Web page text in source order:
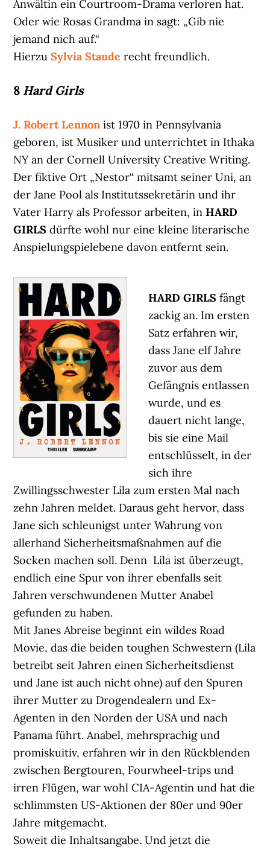
Anwältin ein Courtroom-Drama verloren hat.
Oder wie Rosas Grandma in sagt: „Gib nie
jemand nich auf.“
HierzuSylvia Staude recht freundlich.
8 Hard Girls
J. Robert Lennon ist 1970 in Pennsylvania
geboren, ist Musiker und unterrichtet in Ithaka
NY an der Cornell University Creative Writing.
Der fiktive Ort „Nestor“ mitsamt seiner Uni, an
der Jane Pool als Institutssekretärin und ihr
Vater Harry als Professor arbeiten, inHARD
GIRLSdürfte wohl nur eine kleine literarische
Anspielungspielebene davon entfernt sein.
HARD GIRLS fängt
zackig an. Im ersten
Satz erfahren wir,
dass Jane elf Jahre
zuvor aus dem
Gefängnis entlassen
wurde, und es
dauert nicht lange,
bis sie eine Mail
entschlüsselt, in der
sich ihre
Zwillingsschwester Lila zum ersten Mal nach
zehn Jahren meldet. Daraus geht hervor, dass
Jane sich schleunigst unter Wahrung von
allerhand Sicherheitsmaßnahmen auf die
Socken machen soll. Denn Lila ist überzeugt,
endlich eine Spur von ihrer ebenfalls seit
Jahren verschwundenen Mutter Anabel
gefunden zu haben.
Mit Janes Abreise beginnt ein wildes Road
Movie, das die beiden toughen Schwestern (Lila
betreibt seit Jahren einen Sicherheitsdienst
und Jane ist auch nicht ohne) auf den Spuren
ihrer Mutter zu Drogendealern und Ex-
Agenten in den Norden der USA und nach
Panama führt. Anabel, mehrsprachig und
promiskuitiv, erfahren wir in den Rückblenden
zwischen Bergtouren, Fourwheel-trips und
irren Flügen, war wohl CIA-Agentin und hat die
schlimmsten US-Aktionen der 80er und 90er
Jahre mitgemacht.
Soweit die Inhaltsangabe. Und jetzt die